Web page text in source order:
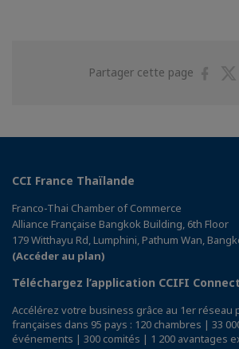
Partager cette page
CCI France Thaïlande
Franco-Thai Chamber of Commerce
Alliance Française Bangkok Building, 6th Floor
179 Witthayu Rd, Lumphini, Pathum Wan,
(Accéder au plan)
Téléchargez l’application CCIFI Connect
Accélérez votre business grâce au 1er réseau
françaises dans 95 pays : 120 chambres | 33
événements | 300 comités | 1 200 avantages